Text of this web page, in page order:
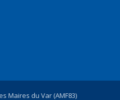
Maires du Var (AMF83)